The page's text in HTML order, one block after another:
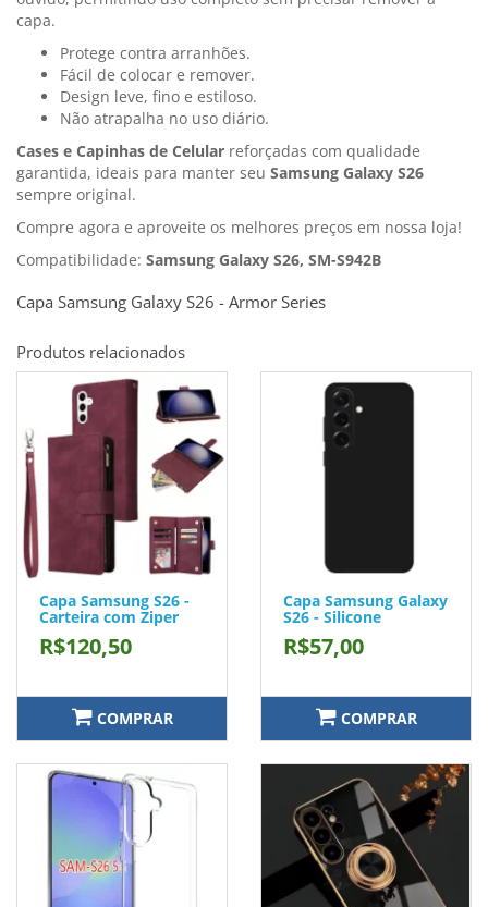
capa.
Protege contra arranhões.
Fácil de colocar e remover.
Design leve, fino e estiloso.
Não atrapalha no uso diário.
Cases e Capinhas de Celular reforçadas com qualidade
garantida, ideais para manter seu Samsung Galaxy S26
sempre original.
Compre agora e aproveite os melhores preços em nossa loja!
Compatibilidade: Samsung Galaxy S26, SM-S942B
Capa Samsung Galaxy S26 - Armor Series
Produtos relacionados
Capa Samsung S26 -
Carteira com Ziper
R$120,50
COMPRAR
Capa Samsung Galaxy
S26 - Silicone
R$57,00
COMPRAR